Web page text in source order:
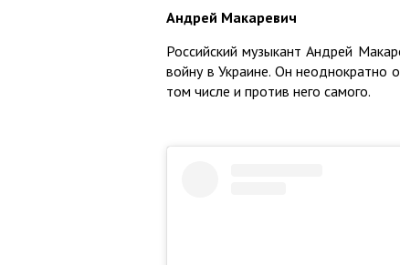
Андрей Макаревич
Российский музыкант Андрей
войну в Украине. Он неоднократно
том числе и против него самого.